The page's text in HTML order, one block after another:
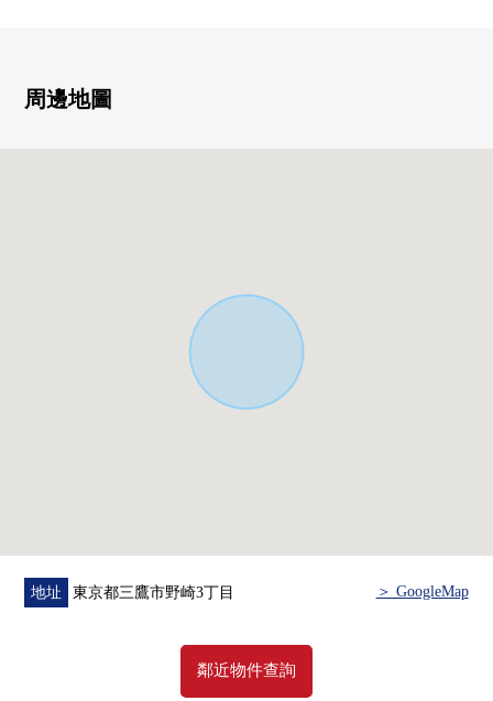
○在停放非機動車空間，甚至屋頂arinotame，雨天時放心
周邊地圖
地址 東京都三鷹市野崎3丁目 ＞ GoogleMap
鄰近物件查詢